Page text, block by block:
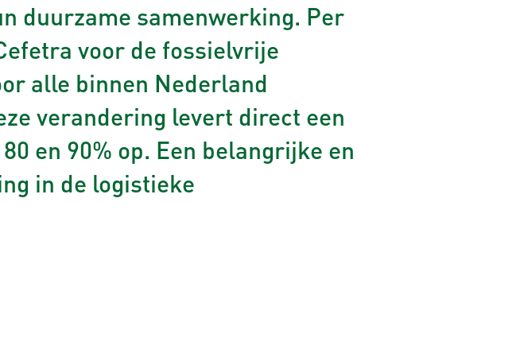
duurzame samenwerking. Per
voor de fossielvrije
alle binnen Nederland
verandering levert direct een
en 90% op. Een belangrijke en
in de logistieke